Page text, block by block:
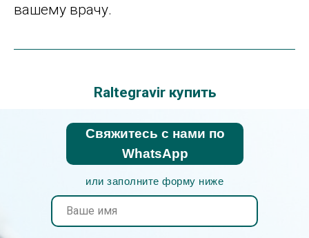
вашему врачу.
Raltegravir купить
или заполните форму ниже
Свяжитесь с нами по
WhatsApp